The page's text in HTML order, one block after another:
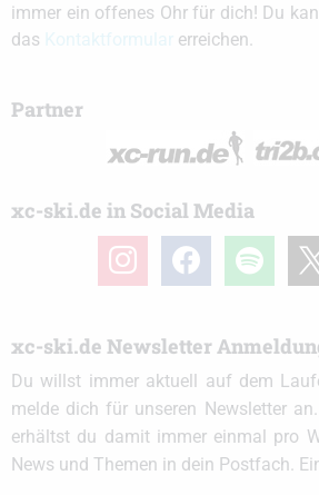
immer ein offenes Ohr für dich! Du
das
erreichen.
Partner
xc-ski.de in Social Media
instagramfacebook spotify
xc-ski.de Newsletter
Du willst immer aktuell auf dem
melde dich für unseren Newsletter
erhältst du damit immer einmal pro
News und Themen in dein Postfach.